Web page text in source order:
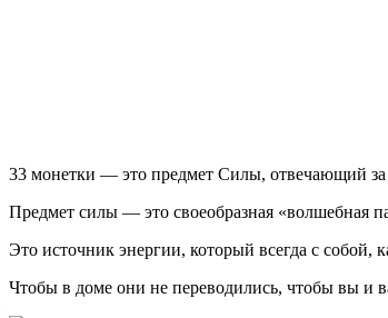
33 монетки — это предмет Силы, отвечающий за
Предмет силы — это своеобразная «волшебная
Это источник энергии, который всегда с
Чтобы в доме они не переводились, чтобы вы и